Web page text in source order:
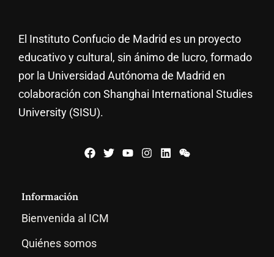
El Instituto Confucio de Madrid es un proyecto
educativo y cultural, sin ánimo de lucro, formado
por la Universidad Autónoma de Madrid en
colaboración con Shanghai International Studies
University (SISU).
Información
Bienvenida al ICM
Quiénes somos